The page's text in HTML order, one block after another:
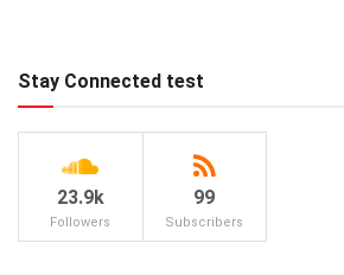
Stay Connected test
23.9k
Followers
99
Subscribers